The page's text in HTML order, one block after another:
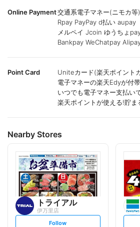
Online Payment交通系電子マネー(ニモカ等)
Rpay PayPay d払い aupay
メルペイ Jcoin ゆうちょ
Bankpay WeChatpay
Point Card
Uniteカード(楽天ポイント
電子マネーの楽天Edyが付
いつでも電子マネー支払い
楽天ポイントが使える!貯ま
Nearby Stores
トライアル
伊万里店
s
Follow